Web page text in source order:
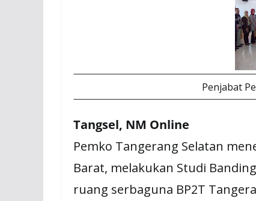
Penjabat
Tangsel, NM Online
Pemko Tangerang Selatan
Barat, melakukan Studi
ruang serbaguna BP2T